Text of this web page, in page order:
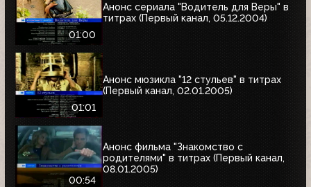
01:00
Анонс сериала "Водитель для Веры" в
титрах (Первый канал, 05.12.2004)
01:01
Анонс мюзикла "12 стульев" в титрах
(Первый канал, 02.01.2005)
00:54
Анонс фильма "Знакомство с
родителями" в титрах (Первый канал,
08.01.2005)